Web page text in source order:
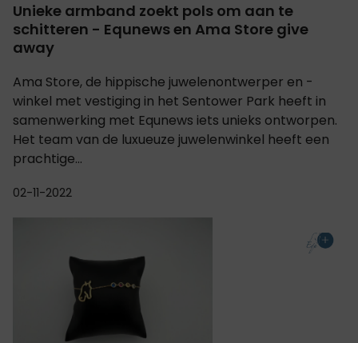
Unieke armband zoekt pols om aan te
schitteren - Equnews en Ama Store give
away
Ama Store, de hippische juwelenontwerper en -
winkel met vestiging in het Sentower Park heeft in
samenwerking met Equnews iets unieks ontworpen.
Het team van de luxueuze juwelenwinkel heeft een
prachtige...
02-11-2022